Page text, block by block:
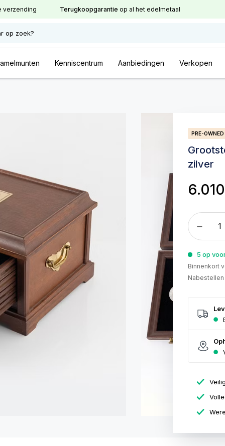
verzending Terugkoopgarantie op al het edelmetaal
op zoek?
Kenniscentrum Aanbiedingen Verkopen
PRE-OWNED
zilver
5 op
Binnenkort